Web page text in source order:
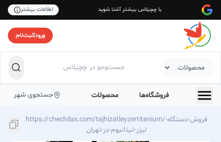
با چچیلاس بیشتر آشنا شوید اطلاعات بیشتر
ورود|ثبت‌نام
فروشگاه‌ها محصولات جستجوی شهر
https://chechilas.com/tajhizatleyzertitanium/فروش-دستگاه-
لیزر-تیتانیوم-در-تهران